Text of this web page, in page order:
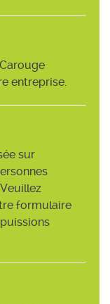
entreprise.
sur
formulaire